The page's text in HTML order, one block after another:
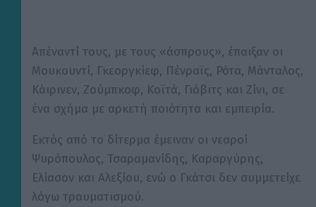
Απέναντί τους, με τους «άσπρους», έπαιξαν οι
Μουκουντί, Γκεοργκίεφ, Πένραϊς, Ρότα, Μάνταλος,
Κάιρινεν, Ζούμπκοφ, Κοϊτά, Γιόβιτς και Ζίνι, σε
ένα σχήμα με αρκετή ποιότητα και εμπειρία.
Εκτός από το δίτερμα έμειναν οι νεαροί
Ψυρόπουλος, Τσαραμανίδης, Καραργύρης,
Ελίασον και Αλεξίου, ενώ ο Γκάτσι δεν συμμετείχε
λόγω τραυματισμού.